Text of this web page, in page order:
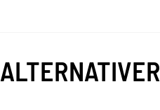
ALTERNATIVER